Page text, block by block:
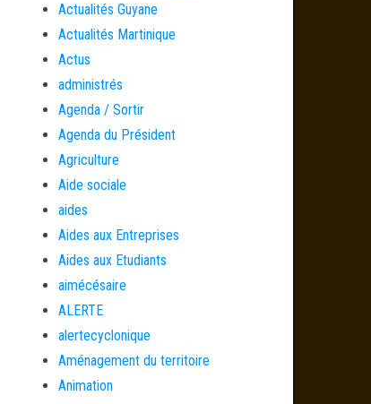
Actualités Guyane
Actualités Martinique
Actus
administrés
Agenda / Sortir
Agenda du Président
Agriculture
Aide sociale
aides
Aides aux Entreprises
Aides aux Etudiants
aimécésaire
ALERTE
alertecyclonique
Aménagement du territoire
Animation